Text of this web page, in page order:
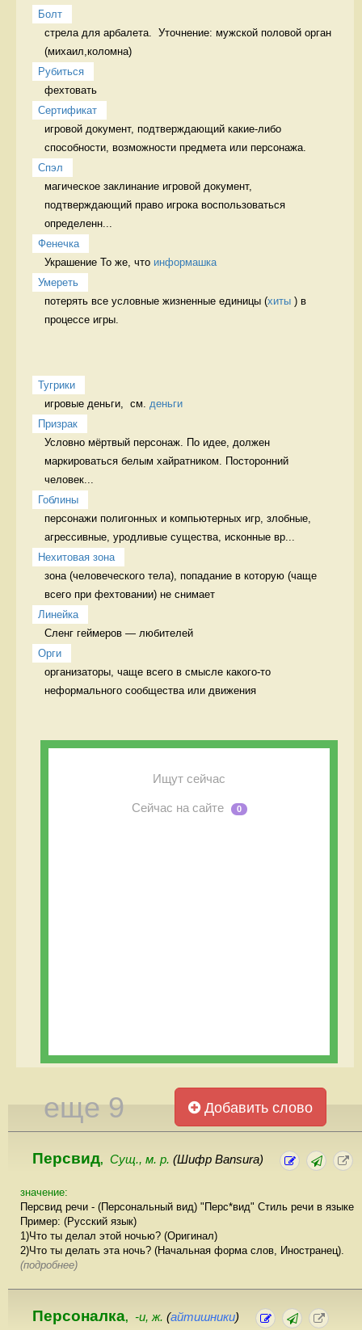
Болт
стрела для арбалета.  Уточнение: мужской половой орган
(михаил,коломна)
Рубиться
фехтовать
Сертификат
игровой документ, подтверждающий какие-либо
способности, возможности предмета или персонажа.
Спэл
магическое заклинание игровой документ,
подтверждающий право игрока воспользоваться
определенн...
Фенечка
Украшение То же, что информашка
Умереть
потерять все условные жизненные единицы (хиты ) в
процессе игры.
Тугрики
игровые деньги,  см. деньги
Призрак
Условно мёртвый персонаж. По идее, должен
маркироваться белым хайратником. Посторонний
человек...
Гоблины
персонажи полигонных и компьютерных игр, злобные,
агрессивные, уродливые существа, исконные вр...
Нехитовая зона
зона (человеческого тела), попадание в которую (чаще
всего при фехтовании) не снимает
Линейка
Сленг геймеров — любителей
Орги
организаторы, чаще всего в смысле какого-то
неформального сообщества или движения
Ищут сейчас
Сейчас на сайте 0
еще 9 Добавить слово
Персвид, Сущ., м. р. (Шифр Bansura)
значение:
Персвид речи - (Персональный вид) "Перс*вид" Стиль речи в языке
Пример: (Русский язык)
1)Что ты делал этой ночью? (Оригинал)
2)Что ты делать эта ночь? (Начальная форма слов, Иностранец).
(подробнее)
Персоналка, -и, ж. (айтишники)